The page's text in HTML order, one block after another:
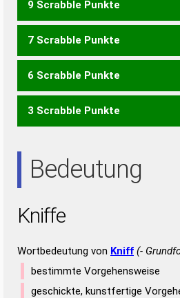
FINK KEIF
9 Scrabble Punkte
KIF
7 Scrabble Punkte
FEIN FINE KEIN KIEN
6 Scrabble Punkte
FEI KEN KIN
3 Scrabble Punkte
Bedeutung
Kniffe
Wortbedeutung von Kniff (-
bestimmte Vorgehensweise
geschickte, kunstfertige